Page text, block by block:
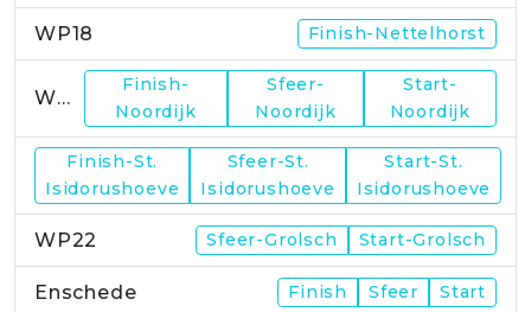
WP18 Finish-Nettelhorst
WP19
Finish-
Noordijk
Sfeer-
Noordijk
Start-
Noordijk
Finish-St.
Isidorushoeve
Sfeer-St.
Isidorushoeve
Start-St.
Isidorushoeve
WP22 Sfeer-Grolsch Start-Grolsch
Enschede Finish Sfeer Start